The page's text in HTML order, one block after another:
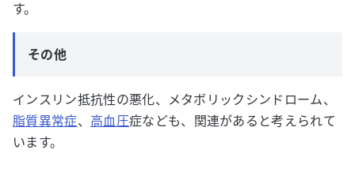
す。
その他
インスリン抵抗性の悪化、メタボリックシンドローム、
脂質異常症、 高血圧症なども、関連があると考えられて
います。